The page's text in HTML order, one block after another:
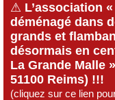
⚠ L’association
déménagé dans
grands et
désormais en
La Grande Malle
51100 Reims) !!!
(cliquez sur ce lien